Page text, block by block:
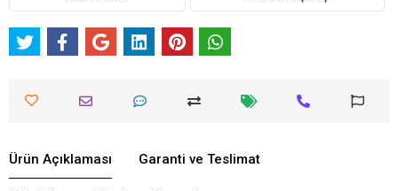
Ürün Açıklaması Garanti ve Teslimat